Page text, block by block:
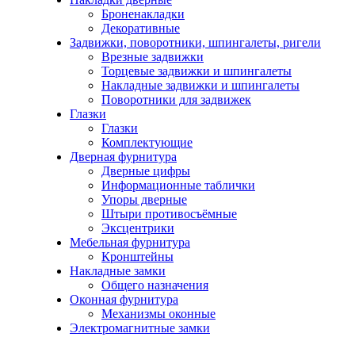
Броненакладки
Декоративные
Задвижки, поворотники, шпингалеты, ригели
Врезные задвижки
Торцевые задвижки и шпингалеты
Накладные задвижки и шпингалеты
Поворотники для задвижек
Глазки
Глазки
Комплектующие
Дверная фурнитура
Дверные цифры
Информационные таблички
Упоры дверные
Штыри противосъёмные
Эксцентрики
Мебельная фурнитура
Кронштейны
Накладные замки
Общего назначения
Оконная фурнитура
Механизмы оконные
Электромагнитные замки